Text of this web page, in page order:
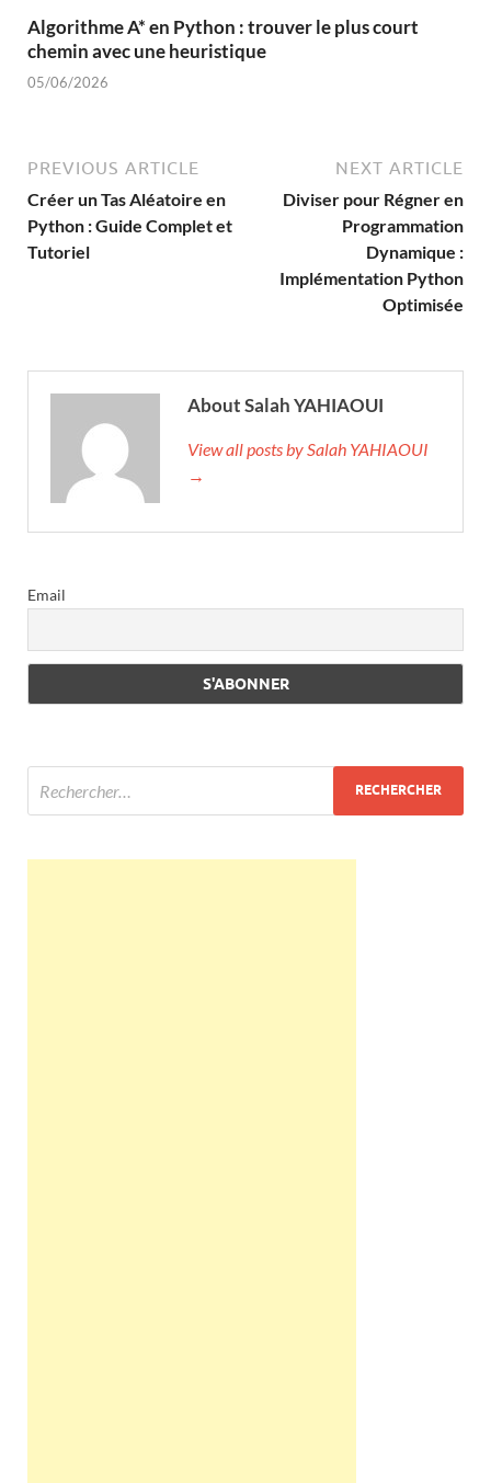
Algorithme A* en Python : trouver le plus court
chemin avec une heuristique
05/06/2026
PREVIOUS ARTICLE
Créer un Tas Aléatoire en
Python : Guide Complet et
Tutoriel
NEXT ARTICLE
Diviser pour Régner en
Programmation
Dynamique :
Implémentation Python
Optimisée
About Salah YAHIAOUI
View all posts by Salah YAHIAOUI
→
Email